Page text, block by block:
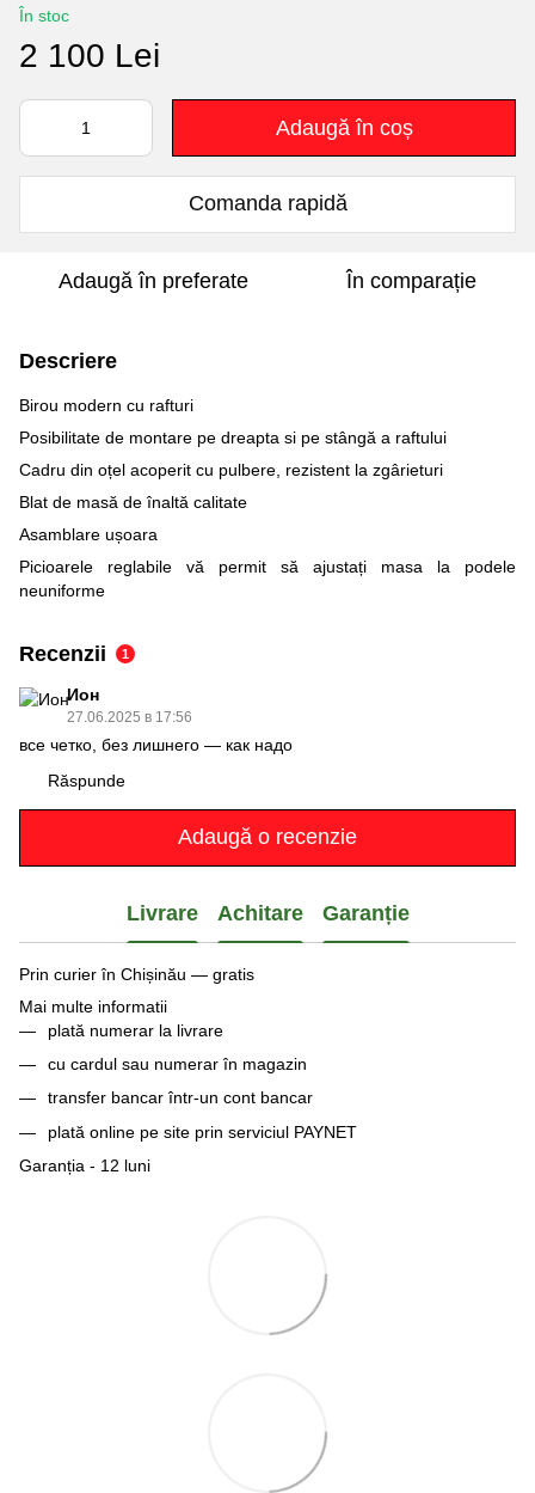
În stoc
2 100 Lei
Adaugă în coș
Comanda rapidă
Adaugă în preferate În comparație
Descriere
Birou modern cu rafturi
Posibilitate de montare pe dreapta si pe stângă a raftului
Cadru din oțel acoperit cu pulbere, rezistent la zgârieturi
Blat de masă de înaltă calitate
Asamblare ușoara
Picioarele reglabile vă permit să ajustați masa la podele
neuniforme
Recenzii 1
Ион
27.06.2025 в 17:56
все четко, без лишнего — как надо
Răspunde
Adaugă o recenzie
Livrare Achitare Garanție
Prin curier în Chișinău — gratis
Mai multe informatii
plată numerar la livrare
cu cardul sau numerar în magazin
transfer bancar într-un cont bancar
plată online pe site prin serviciul PAYNET
Garanția - 12 luni